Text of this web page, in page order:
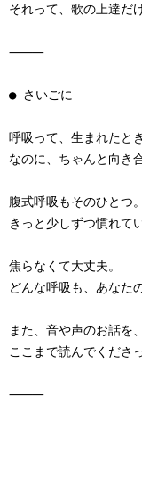
それって、歌の上達だ
⸻
● さいごに
呼吸って、生まれたと
なのに、ちゃんと向き
腹式呼吸もそのひとつ。
きっと少しずつ慣れて
焦らなくて大丈夫。
どんな呼吸も、あなた
また、音や声のお話を
ここまで読んでくださ
⸻